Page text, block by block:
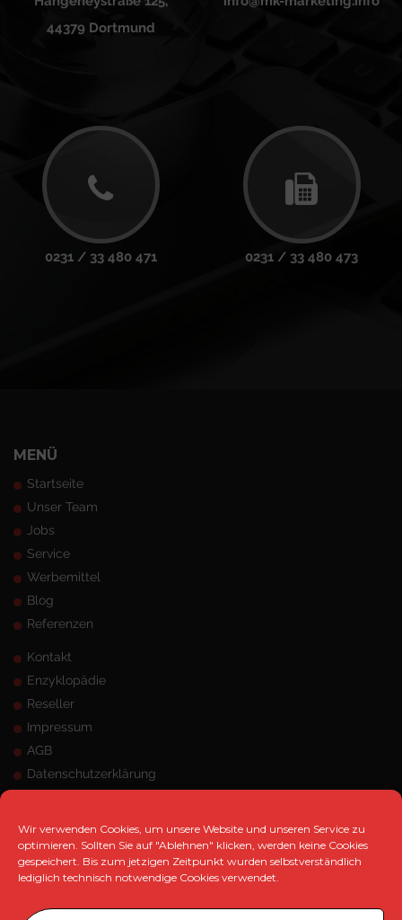
Wir verwenden Cookies, um unsere Website und unseren Service zu
optimieren. Sollten Sie auf "Ablehnen" klicken, werden keine Cookies
gespeichert. Bis zum jetzigen Zeitpunkt wurden selbstverständlich
lediglich technisch notwendige Cookies verwendet.
44379 Dortmund
0231 / 33 480 471 0231 / 33 480 473
MENÜ
Startseite
Unser Team
Jobs
Service
Werbemittel
Blog
Referenzen
Kontakt
Enzyklopädie
Reseller
Impressum
AGB
Datenschutzerklärung
ANSCHRIFT
MK Marketing e.K.
Telefon: